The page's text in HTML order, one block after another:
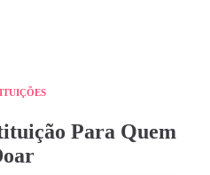
Para Quem